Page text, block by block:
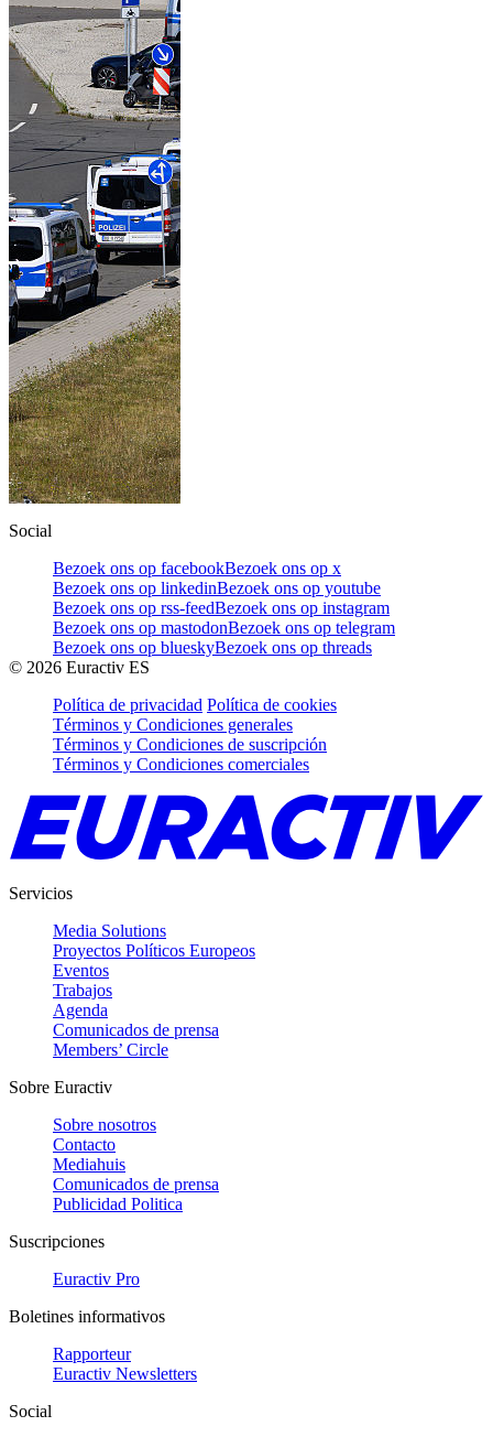
Social
Bezoek ons op facebookBezoek ons op x
Bezoek ons op linkedinBezoek ons op youtube
Bezoek ons op rss-feedBezoek ons op instagram
Bezoek ons op mastodonBezoek ons op telegram
Bezoek ons op blueskyBezoek ons op threads
© 2026 Euractiv ES
Política de privacidad Política de cookies
Términos y Condiciones generales
Términos y Condiciones de suscripción
Términos y Condiciones comerciales
Servicios
Media Solutions
Proyectos Políticos Europeos
Eventos
Trabajos
Agenda
Comunicados de prensa
Members’ Circle
Sobre Euractiv
Sobre nosotros
Contacto
Mediahuis
Comunicados de prensa
Publicidad Politica
Suscripciones
Euractiv Pro
Boletines informativos
Rapporteur
Euractiv Newsletters
Social